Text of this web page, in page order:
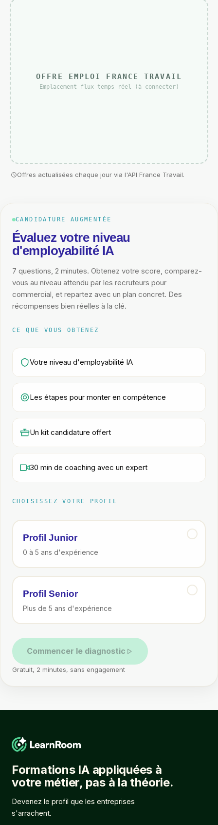
OFFRE EMPLOI FRANCE TRAVAIL
Emplacement flux temps réel (à connecter)
Offres actualisées chaque jour via l'API France Travail.
CANDIDATURE AUGMENTÉE
Évaluez votre niveau
d'employabilité IA
7 questions, 2 minutes. Obtenez votre score, comparez-
vous au niveau attendu par les recruteurs pour
commercial, et repartez avec un plan concret. Des
récompenses bien réelles à la clé.
CE QUE VOUS OBTENEZ
Votre niveau d'employabilité IA
Les étapes pour monter en compétence
Un kit candidature offert
30 min de coaching avec un expert
CHOISISSEZ VOTRE PROFIL
Profil Junior
0 à 5 ans d'expérience
Profil Senior
Plus de 5 ans d'expérience
Commencer le diagnostic
Gratuit, 2 minutes, sans engagement
Formations IA appliquées à
votre métier, pas à la théorie.
Devenez le profil que les entreprises
s'arrachent.